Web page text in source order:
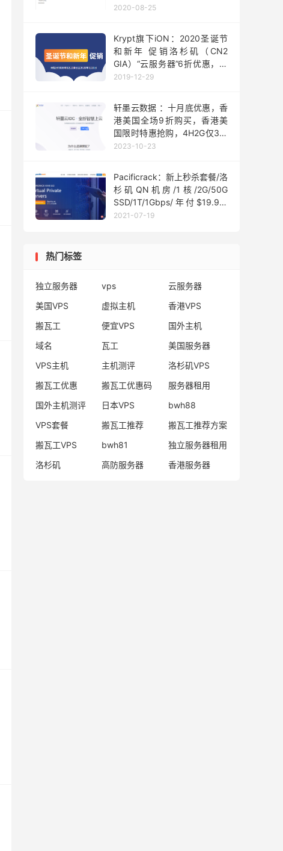
2020-08-25
Krypt旗下iON：2020圣诞节
和新年 促销洛杉矶（CN2
GIA）“云服务器”6折优惠，支
持“支付宝/PayPal”
2019-12-29
轩墨云数据 ：十月底优惠，香
港美国全场9折购买，香港美
国限时特惠抢购，4H2G仅36/
月
2023-10-23
Pacificrack：新上秒杀套餐/洛
杉矶QN机房/1核/2G/50G
SSD/1T/1Gbps/年付$19.99/
多IP站群VPS服务器$30/月起
2021-07-19
热门标签
独立服务器 vps
云服务器
美国VPS
虚拟主机
香港VPS
搬瓦工
便宜VPS
国外主机
域名
瓦工
美国服务器
VPS主机
主机测评
洛杉矶VPS
搬瓦工优惠
搬瓦工优惠码
服务器租用
国外主机测评
日本VPS
bwh88
VPS套餐
搬瓦工推荐
搬瓦工推荐方案
搬瓦工VPS
bwh81
独立服务器租用
洛杉矶
高防服务器 香港服务器